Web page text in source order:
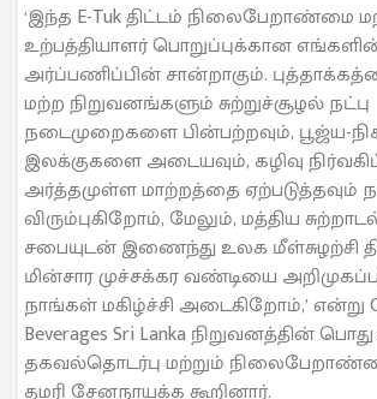
‘இந்த E-Tuk திட்டம் நிலைபேறாண்மை
உற்பத்தியாளர் பொறுப்புக்கான
அர்ப்பணிப்பின் சான்றாகும்.
மற்ற நிறுவனங்களும் சுற்றுச்சூழல் நட்பு
நடைமுறைகளை பின்பற்றவும், பூஜ்ய-
இலக்குகளை அடையவும், கழிவு
அர்த்தமுள்ள மாற்றத்தை ஏற்படுத்தவும்
விரும்புகிறோம், மேலும், மத்திய
சபையுடன் இணைந்து உலக மீள்சுழற்சி
மின்சார முச்சக்கர வண்டியை
நாங்கள் மகிழ்ச்சி அடைகிறோம்,’ என்று
Beverages Sri Lanka நிறுவனத்தின்
தகவல்தொடர்பு மற்றும்